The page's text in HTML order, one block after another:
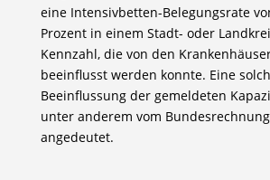
eine Intensivbetten-Belegungsrate
Prozent in einem Stadt- oder
Kennzahl, die von den
beeinflusst werden konnte. Eine
Beeinflussung der gemeldeten
unter anderem vom
angedeutet.